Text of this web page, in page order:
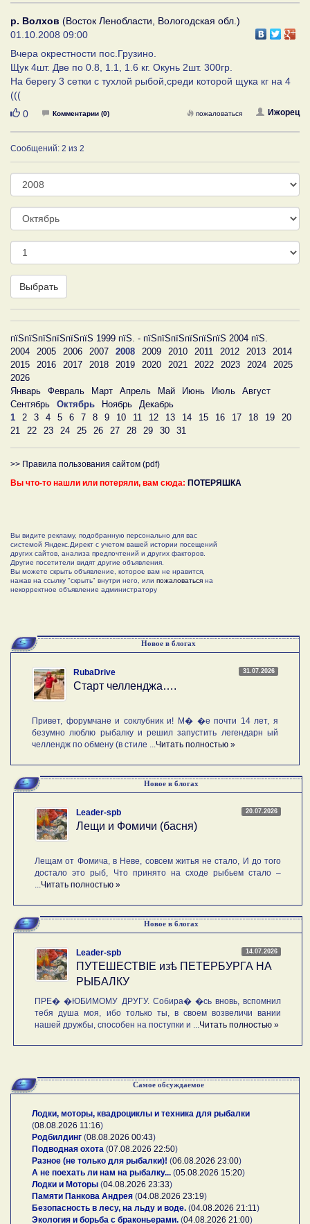
р. Волхов (Восток Ленобласти, Вологодская обл.)
01.10.2008 09:00
Вчера окрестности пос.Грузино.
Щук 4шт. Две по 0.8, 1.1, 1.6 кг. Окунь 2шт. 300гр.
На берегу 3 сетки с тухлой рыбой,среди которой щука кг на 4
(((
Нравится
0 Комментарии (0) Ижорец
пожаловаться
Сообщений: 2 из 2
Год
Месяц
День
Выбрать
пїЅпїЅпїЅпїЅпїЅпїЅ 1999 пїЅ. - пїЅпїЅпїЅпїЅпїЅпїЅ 2004 пїЅ.
2004
2005 2006 2007 2008 2009 2010 2011 2012 2013
2014
2015
2016 2017 2018 2019 2020 2021 2022 2023 2024
2025
2026
Январь
Февраль Март Апрель Май Июнь Июль
Август
Сентябрь
Октябрь Ноябрь
Декабрь
1
2 3 4 5 6 7 8 9 10 11 12 13 14 15 16 17 18 19
20
21
22 23 24 25 26 27 28 29 30 31
>> Правила пользования сайтом (pdf)
Вы что-то нашли или потеряли, вам сюда: ПОТЕРЯШКА
Вы видите рекламу, подобранную персонально для вас
системой Яндекс.Директ с учетом вашей истории посещений
других сайтов, анализа предпочтений и других факторов.
Другие посетители видят другие объявления.
Вы можете скрыть объявление, которое вам не нравится,
нажав на ссылку "скрыть" внутри него, или пожаловаться на
некорректное объявление администратору
Новое в блогах
31.07.2026
RubaDrive
Старт челленджа….
Привет, форумчане и соклубник и! М� �е почти 14 лет, я
безумно люблю рыбалку и решил запустить легендарн ый
челлендж по обмену (в стиле ...Читать полностью »
Новое в блогах
20.07.2026
Leader-spb
Лещи и Фомичи (басня)
Лещам от Фомича, в Неве, совсем житья не стало, И до того
достало это рыб, Что принято на сходе рыбьем стало –
...Читать полностью »
Новое в блогах
14.07.2026
Leader-spb
ПУТЕШЕСТВIE изѣ ПЕТЕРБУРГА НА
РЫБАЛКУ
ПРЕ� �ЮБИМОМУ ДРУГУ. Собира� �сь вновь, вспомнил
тебя душа моя, ибо только ты, в своем возвеличи вании
нашей дружбы, способен на поступки и ...Читать полностью »
Самое обсуждаемое
Лодки, моторы, квадроциклы и техника для рыбалки
(08.08.2026 11:16)
Родбилдинг (08.08.2026 00:43)
Подводная охота (07.08.2026 22:50)
Разное (не только для рыбалки)! (06.08.2026 23:00)
А не поехать ли нам на рыбалку... (05.08.2026 15:20)
Лодки и Моторы (04.08.2026 23:33)
Памяти Панкова Андрея (04.08.2026 23:19)
Безопасность в лесу, на льду и воде. (04.08.2026 21:11)
Экология и борьба с браконьерами. (04.08.2026 21:00)